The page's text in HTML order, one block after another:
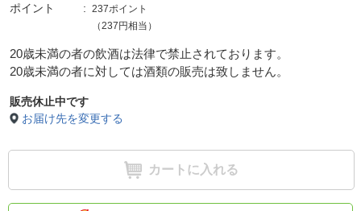
ポイント
237ポイント
（237円相当）
20歳未満の者の飲酒は法律で禁止されております。
20歳未満の者に対しては酒類の販売は致しません。
販売休止中です
お届け先を変更する
カートに入れる